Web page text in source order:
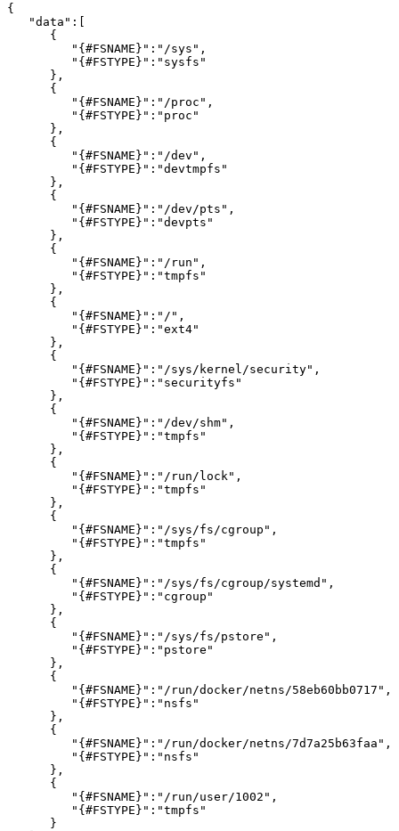
{
   "data":[
      {
         "{#FSNAME}":"/sys",
         "{#FSTYPE}":"sysfs"
      },
      {
         "{#FSNAME}":"/proc",
         "{#FSTYPE}":"proc"
      },
      {
         "{#FSNAME}":"/dev",
         "{#FSTYPE}":"devtmpfs"
      },
      {
         "{#FSNAME}":"/dev/pts",
         "{#FSTYPE}":"devpts"
      },
      {
         "{#FSNAME}":"/run",
         "{#FSTYPE}":"tmpfs"
      },
      {
         "{#FSNAME}":"/",
         "{#FSTYPE}":"ext4"
      },
      {
         "{#FSNAME}":"/sys/kernel/security",
         "{#FSTYPE}":"securityfs"
      },
      {
         "{#FSNAME}":"/dev/shm",
         "{#FSTYPE}":"tmpfs"
      },
      {
         "{#FSNAME}":"/run/lock",
         "{#FSTYPE}":"tmpfs"
      },
      {
         "{#FSNAME}":"/sys/fs/cgroup",
         "{#FSTYPE}":"tmpfs"
      },
      {
         "{#FSNAME}":"/sys/fs/cgroup/systemd",
         "{#FSTYPE}":"cgroup"
      },
      {
         "{#FSNAME}":"/sys/fs/pstore",
         "{#FSTYPE}":"pstore"
      },
      {
         "{#FSNAME}":"/run/docker/netns/58eb60bb0717",
         "{#FSTYPE}":"nsfs"
      },
      {
         "{#FSNAME}":"/run/docker/netns/7d7a25b63faa",
         "{#FSTYPE}":"nsfs"
      },
      {
         "{#FSNAME}":"/run/user/1002",
         "{#FSTYPE}":"tmpfs"
      }